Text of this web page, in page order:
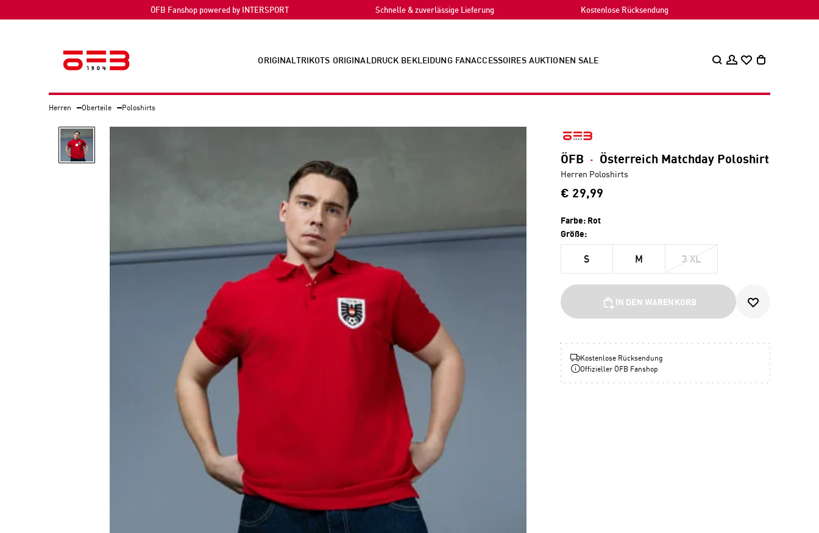
ÖFB Fanshop powered by INTERSPORT Schnelle & zuverlässige Lieferung Kostenlose Rücksendung
ORIGINALTRIKOTS ORIGINALDRUCK BEKLEIDUNG FANACCESSOIRES AUKTIONEN SALE
Herren Oberteile Poloshirts
ÖFB · Österreich Matchday Poloshirt
Herren Poloshirts
€ 29,99
Farbe: Rot
Größe:
S M 3 XL
IN DEN WARENKORB
Kostenlose Rücksendung
Offizieller ÖFB Fanshop